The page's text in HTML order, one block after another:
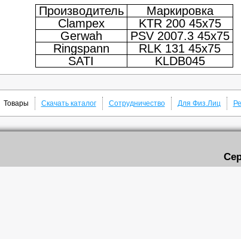
Производитель
Маркировка
Clampex
KTR 200 45x75
Gerwah
PSV 2007.3 45x75
Ringspann
RLK 131 45x75
SATI
KLDB045
Товары Скачать каталог Сотрудничество Для Физ.Лиц